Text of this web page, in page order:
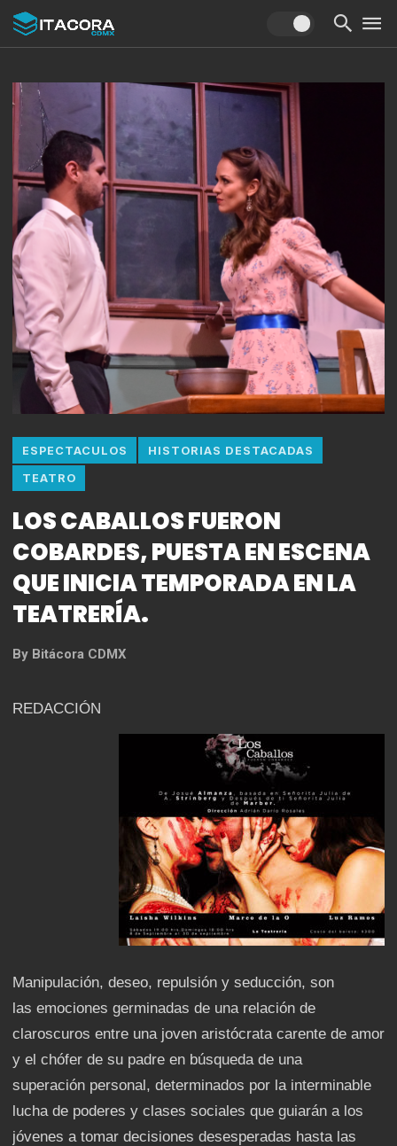
ESPECTACULOS HISTORIAS DESTACADAS
TEATRO
LOS CABALLOS FUERON
COBARDES, PUESTA EN ESCENA
QUE INICIA TEMPORADA EN LA
TEATRERÍA.
By Bitácora CDMX
REDACCIÓN
Manipulación, deseo, repulsión y seducción, son
las emociones germinadas de una relación de
claroscuros entre una joven aristócrata carente de amor
y el chófer de su padre en búsqueda de una
superación personal, determinados por la interminable
lucha de poderes y clases sociales que guiarán a los
jóvenes a tomar decisiones desesperadas hasta las